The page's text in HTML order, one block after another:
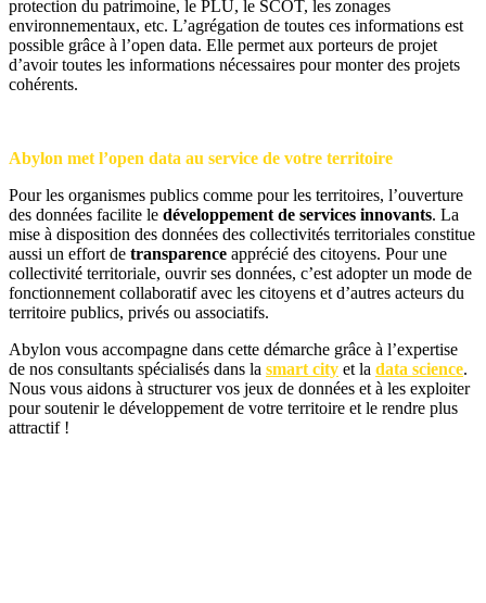
protection du patrimoine, le PLU, le SCOT, les zonages
environnementaux, etc. L’agrégation de toutes ces informations est
possible grâce à l’open data. Elle permet aux porteurs de projet
d’avoir toutes les informations nécessaires pour monter des projets
cohérents.
Abylon met l’open data au service de votre territoire
Pour les organismes publics comme pour les territoires, l’ouverture
des données facilite le développement de services innovants. La
mise à disposition des données des collectivités territoriales constitue
aussi un effort de transparence apprécié des citoyens. Pour une
collectivité territoriale, ouvrir ses données, c’est adopter un mode de
fonctionnement collaboratif avec les citoyens et d’autres acteurs du
territoire publics, privés ou associatifs.
Abylon vous accompagne dans cette démarche grâce à l’expertise
de nos consultants spécialisés dans la smart city et la data science.
Nous vous aidons à structurer vos jeux de données et à les exploiter
pour soutenir le développement de votre territoire et le rendre plus
attractif !